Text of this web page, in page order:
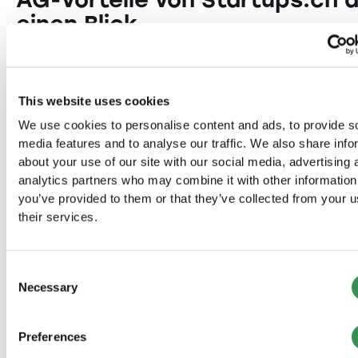
This website uses cookies
We use cookies to personalise content and ads, to provide
media features and to analyse our traffic. We also share
about your use of our site with our social media, advertising
analytics partners who may combine it with other
you’ve provided to them or that they’ve collected from your
their services.
Selection
Necessary
Preferences
einen Blick
Keine komplexen Notariatstermine nötig
Sofortiger Start nach Bezahlung
Kostenersparnis:
Bis zu CHF 2'798 sparen
Keine versteckten Notariatskosten
AG-Expertise:
Juristische Absicherung bei